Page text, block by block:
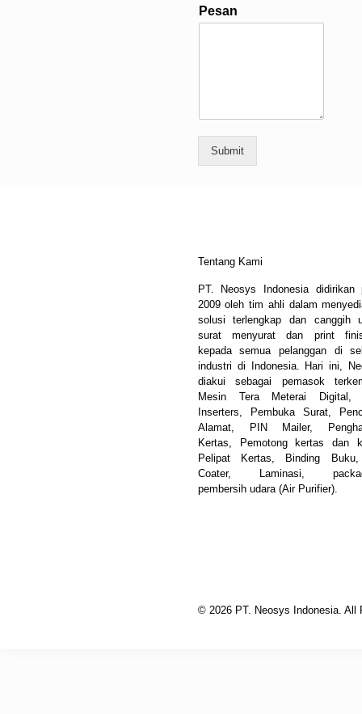
Pesan
Submit
Tentang Kami
PT. Neosys Indonesia didirikan
2009 oleh tim ahli dalam
solusi terlengkap dan canggih
surat menyurat dan print
kepada semua pelanggan di
industri di Indonesia. Hari ini,
diakui sebagai pemasok
Mesin Tera Meterai Digital,
Inserters, Pembuka Surat,
Alamat, PIN Mailer,
Kertas, Pemotong kertas dan
Pelipat Kertas, Binding
Coater, Laminasi,
pembersih udara (Air Purifier).
© 2026 PT. Neosys Indonesia. All